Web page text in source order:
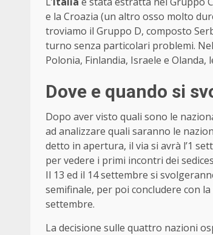
e la Croazia (un altro osso molto
troviamo il Gruppo D, composto
turno senza particolari problemi.
Polonia, Finlandia, Israele e
Dove e quando si
Dopo aver visto quali sono le
ad analizzare quali saranno le
detto in apertura, il via si avrà l’1
per vedere i primi incontri dei
Il 13 ed il 14 settembre si
semifinale, per poi concludere con
settembre.
La decisione sulle quattro nazioni